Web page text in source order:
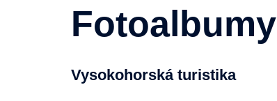
Fotoalbumy
Vysokohorská turistika